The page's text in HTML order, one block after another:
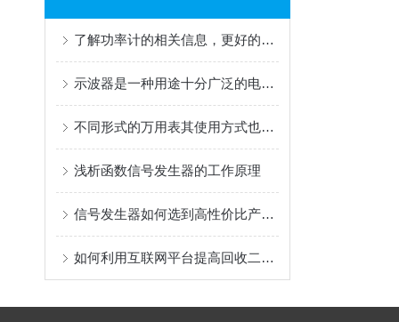
了解功率计的相关信息，更好的回收二手功率计
示波器是一种用途十分广泛的电子测量仪器
不同形式的万用表其使用方式也不同
浅析函数信号发生器的工作原理
信号发生器如何选到高性价比产品？结合信号发生器优质经销商答案揭晓！
如何利用互联网平台提高回收二手信号源的效率？